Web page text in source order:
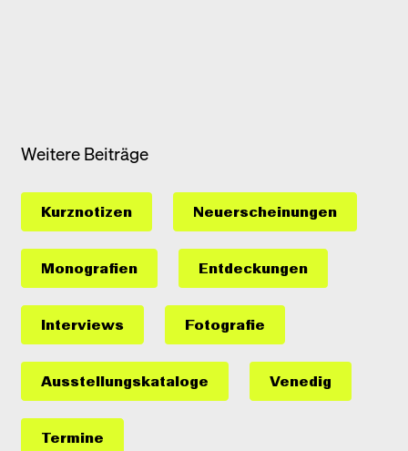
Weitere Beiträge
Kurznotizen Neuerscheinungen
Monografien Entdeckungen
Interviews Fotografie
Ausstellungs­kataloge Venedig
Termine